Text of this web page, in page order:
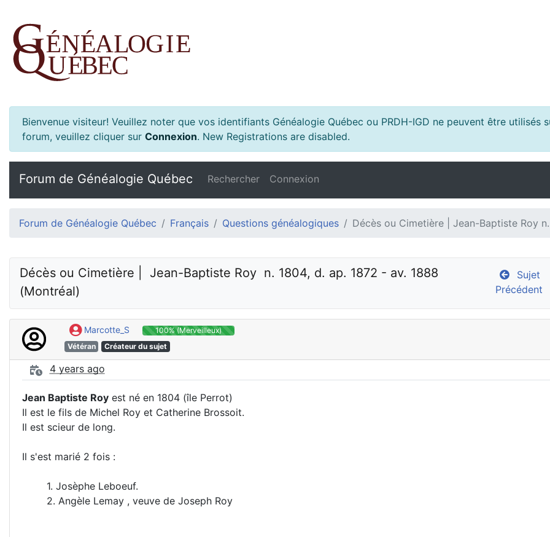
Bienvenue visiteur! Veuillez noter que vos identifiants Généalogie Québec ou PRDH-IGD ne peuvent être
forum, veuillez cliquer sur Connexion. New Registrations are disabled.
Forum de Généalogie Québec Rechercher Connexion
Forum de Généalogie Québec Français Questions généalogiques Décès ou Cimetière | Jean-Baptiste Roy
Décès ou Cimetière |  Jean-Baptiste Roy  n. 1804, d. ap. 1872 - av. 1888
(Montréal)
Sujet
Précédent
Marcotte_S
100% (Merveilleux)
Vétéran
Créateur du sujet
4 years ago
Jean Baptiste Roy est né en 1804 (île Perrot)
Il est le fils de Michel Roy et Catherine Brossoit.
Il est scieur de long.
Il s'est marié 2 fois :
1. Josèphe Leboeuf.
2. Angèle Lemay , veuve de Joseph Roy